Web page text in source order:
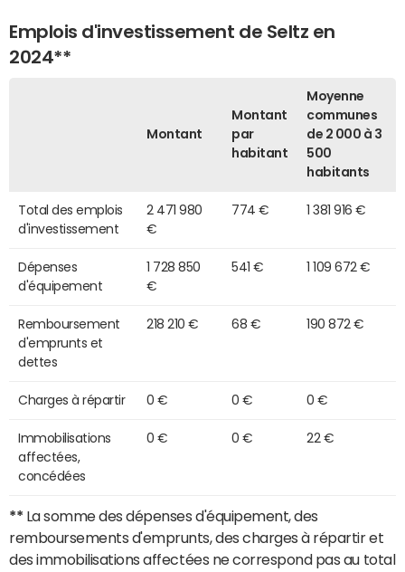
Emplois d'investissement de Seltz en
2024**
Montant
Montant
par
habitant
Moyenne
communes
de 2 000 à 3
500
habitants
Total des emplois
d'investissement
2 471 980
€
774 € 1 381 916 €
Dépenses
d'équipement
1 728 850
€
541 € 1 109 672 €
Remboursement
d'emprunts et
dettes
218 210 € 68 € 190 872 €
Charges à répartir 0 € 0 € 0 €
Immobilisations
affectées,
concédées
0 € 0 € 22 €
** La somme des dépenses d'équipement, des
remboursements d'emprunts, des charges à répartir et
des immobilisations affectées ne correspond pas au total